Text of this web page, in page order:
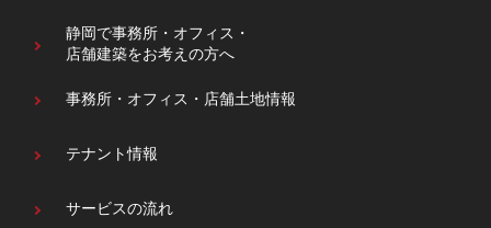
静岡で事務所・オフィス・
店舗建築をお考えの方へ
事務所・オフィス・ 店舗土地情報
テナント情報
サービスの流れ